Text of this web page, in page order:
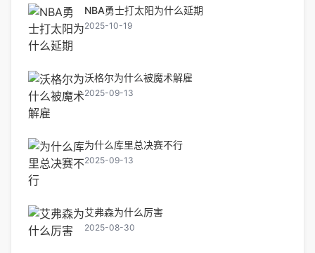
NBA勇士打太阳为什么延期
2025-10-19
沃格尔为什么被魔术解雇
2025-09-13
为什么库里总决赛不行
2025-09-13
艾弗森为什么厉害
2025-08-30